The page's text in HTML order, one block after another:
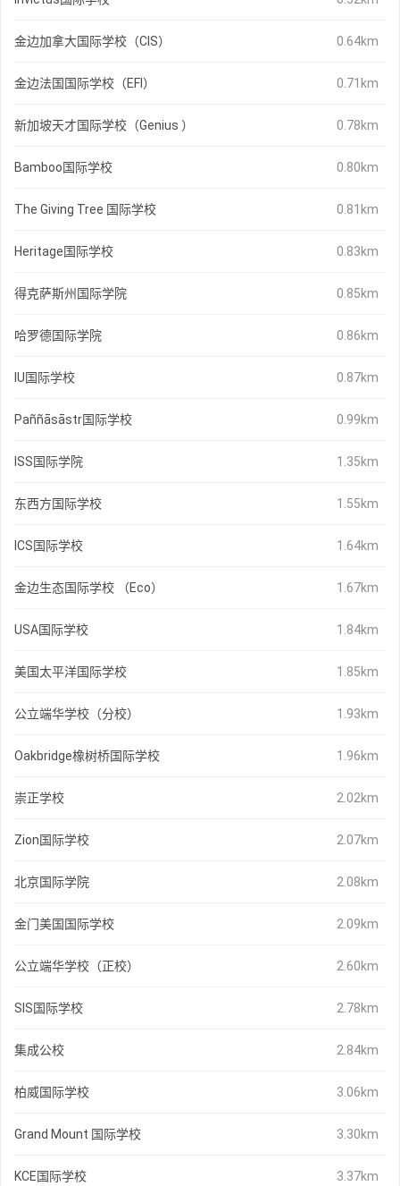
金边加拿大国际学校（CIS） 0.64km
金边法国国际学校（EFI） 0.71km
新加坡天才国际学校（Genius ） 0.78km
Bamboo国际学校 0.80km
The Giving Tree 国际学校 0.81km
Heritage国际学校 0.83km
得克萨斯州国际学院 0.85km
哈罗德国际学院 0.86km
IU国际学校 0.87km
Paññāsāstr国际学校 0.99km
ISS国际学院 1.35km
东西方国际学校 1.55km
ICS国际学校 1.64km
金边生态国际学校 （Eco） 1.67km
USA国际学校 1.84km
美国太平洋国际学校 1.85km
公立端华学校（分校） 1.93km
Oakbridge橡树桥国际学校 1.96km
崇正学校 2.02km
Zion国际学校 2.07km
北京国际学院 2.08km
金门美国国际学校 2.09km
公立端华学校（正校） 2.60km
SIS国际学校 2.78km
集成公校 2.84km
柏威国际学校 3.06km
Grand Mount 国际学校 3.30km
KCE国际学校 3.37km